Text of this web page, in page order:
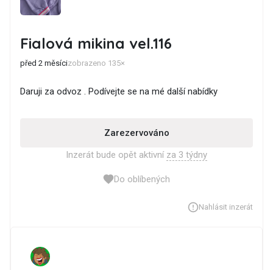
Fialová mikina vel.116
před 2 měsícizobrazeno 135×
Daruji za odvoz . Podívejte se na mé další nabídky
Zarezervováno
Inzerát bude opět aktivní za 3 týdny
Do oblíbených
Nahlásit inzerát